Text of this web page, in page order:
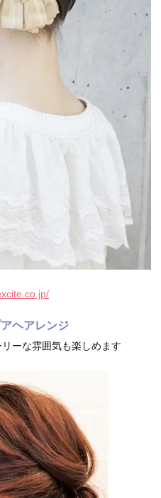
ヘアレンジ
ーな雰囲気も楽しめます